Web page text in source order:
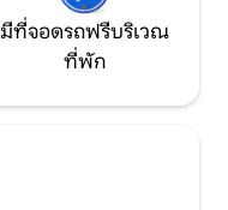
มีที่จอดรถฟรีบริเวณ
ที่พัก